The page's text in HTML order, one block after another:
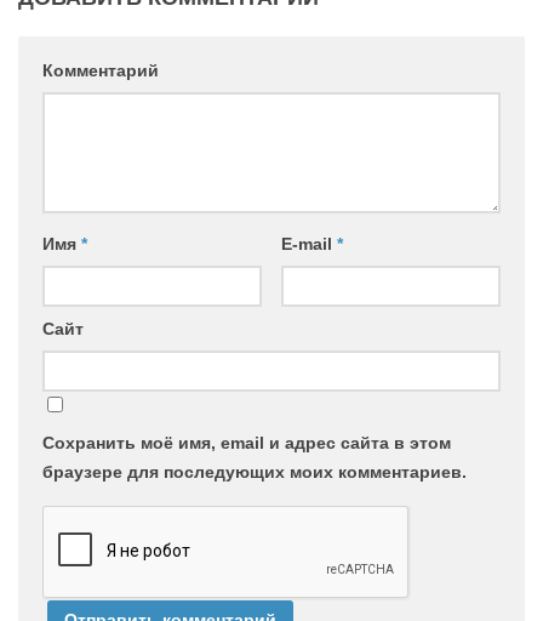
Комментарий
Имя * E-mail *
Сайт
Сохранить моё имя, email и адрес сайта в этом
браузере для последующих моих комментариев.